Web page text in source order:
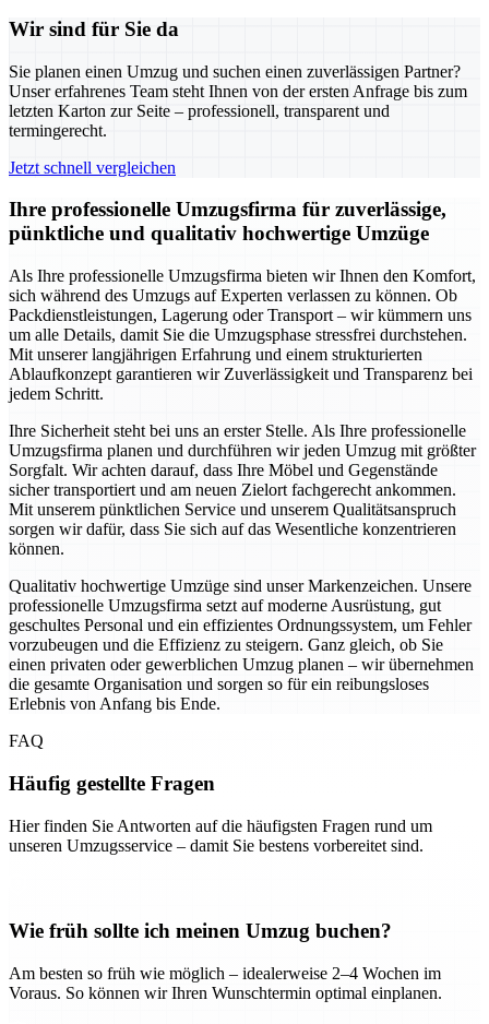
Wir sind für Sie da
Sie planen einen Umzug und suchen einen zuverlässigen Partner?
Unser erfahrenes Team steht Ihnen von der ersten Anfrage bis zum
letzten Karton zur Seite – professionell, transparent und
termingerecht.
Jetzt schnell vergleichen
Ihre professionelle Umzugsfirma für zuverlässige,
pünktliche und qualitativ hochwertige Umzüge
Als Ihre professionelle Umzugsfirma bieten wir Ihnen den Komfort,
sich während des Umzugs auf Experten verlassen zu können. Ob
Packdienstleistungen, Lagerung oder Transport – wir kümmern uns
um alle Details, damit Sie die Umzugsphase stressfrei durchstehen.
Mit unserer langjährigen Erfahrung und einem strukturierten
Ablaufkonzept garantieren wir Zuverlässigkeit und Transparenz bei
jedem Schritt.
Ihre Sicherheit steht bei uns an erster Stelle. Als Ihre professionelle
Umzugsfirma planen und durchführen wir jeden Umzug mit größter
Sorgfalt. Wir achten darauf, dass Ihre Möbel und Gegenstände
sicher transportiert und am neuen Zielort fachgerecht ankommen.
Mit unserem pünktlichen Service und unserem Qualitätsanspruch
sorgen wir dafür, dass Sie sich auf das Wesentliche konzentrieren
können.
Qualitativ hochwertige Umzüge sind unser Markenzeichen. Unsere
professionelle Umzugsfirma setzt auf moderne Ausrüstung, gut
geschultes Personal und ein effizientes Ordnungssystem, um Fehler
vorzubeugen und die Effizienz zu steigern. Ganz gleich, ob Sie
einen privaten oder gewerblichen Umzug planen – wir übernehmen
die gesamte Organisation und sorgen so für ein reibungsloses
Erlebnis von Anfang bis Ende.
FAQ
Häufig gestellte Fragen
Hier finden Sie Antworten auf die häufigsten Fragen rund um
unseren Umzugsservice – damit Sie bestens vorbereitet sind.
Wie früh sollte ich meinen Umzug buchen?
Am besten so früh wie möglich – idealerweise 2–4 Wochen im
Voraus. So können wir Ihren Wunschtermin optimal einplanen.